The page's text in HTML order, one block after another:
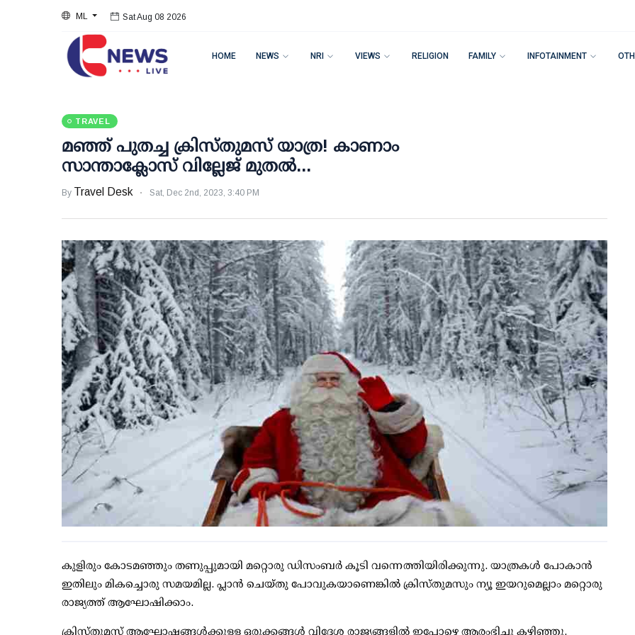
ML
Sat Aug 08 2026
HOME NEWS NRI VIEWS RELIGION FAMILY INFOTAINMENT
TRAVEL
മഞ്ഞ് പുതച്ച ക്രിസ്തുമസ് യാത്ര! കാണാം
സാന്താക്ലോസ് വില്ലേജ് മുതല്‍...
By Travel Desk Sat, Dec 2nd, 2023, 3:40 PM
കുളിരും കോടമഞ്ഞും തണുപ്പുമായി മറ്റൊരു ഡിസംബര്‍ കൂടി വന്നെത്തിയിരിക്കുന്നു. യാത്രകള്‍ പോകാന്‍
ഇതിലും മികച്ചൊരു സമയമില്ല. പ്ലാന്‍ ചെയ്തു പോവുകയാണെങ്കില്‍ ക്രിസ്തുമസും ന്യൂ ഇയറുമെല്ലാം മറ്റൊരു
രാജ്യത്ത് ആഘോഷിക്കാം.
ക്രിസ്തുമസ് ആഘോഷങ്ങള്‍ക്കുള്ള ഒരുക്കങ്ങള്‍ വിദേശ രാജ്യങ്ങളില്‍ ഇപ്പോഴെ ആരംഭിച്ചു കഴിഞ്ഞു.